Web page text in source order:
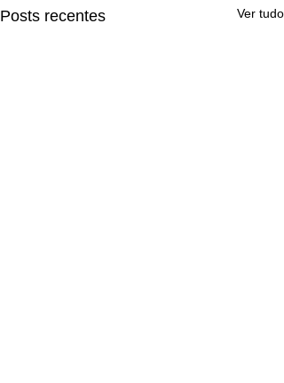
Posts recentes Ver tudo